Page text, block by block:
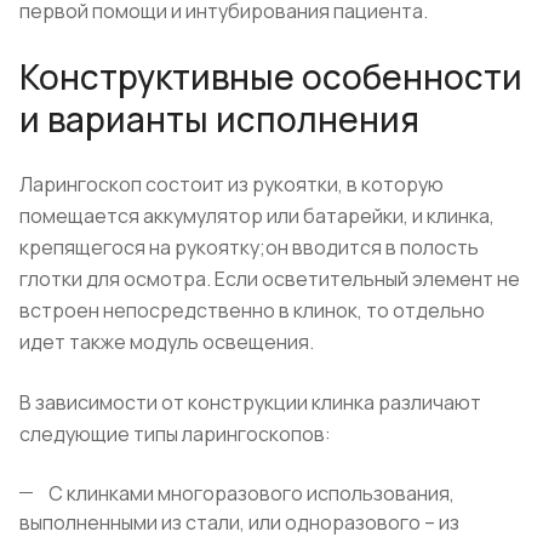
первой помощи и интубирования пациента.
Конструктивные особенности
и варианты исполнения
Ларингоскоп состоит из рукоятки, в которую
помещается аккумулятор или батарейки, и клинка,
крепящегося на рукоятку;он вводится в полость
глотки для осмотра. Если осветительный элемент не
встроен непосредственно в клинок, то отдельно
идет также модуль освещения.
В зависимости от конструкции клинка различают
следующие типы ларингоскопов:
С клинками многоразового использования,
выполненными из стали, или одноразового – из